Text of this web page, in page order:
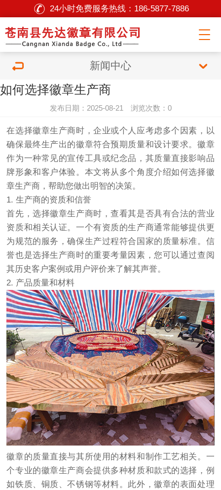
24小时免费服务热线： 186-5877-7886
新闻中心
如何选择徽章生产商
发布日期：2025-08-21 浏览次数：0
在选择徽章生产商时，企业或个人应考虑多个因素，以
确保最终生产出的徽章符合预期质量和设计要求。徽章
作为一种常见的宣传工具或纪念品，其质量直接影响品
牌形象和客户体验。本文将从多个角度介绍如何选择徽
章生产商，帮助您做出明智的决策。
1. 生产商的资质和信誉
首先，选择徽章生产商时，查看其是否具有合法的营业
资质和相关认证。一个有资质的生产商通常能够提供更
为规范的服务，确保生产过程符合国家的质量标准。信
誉也是选择生产商时的重要考量因素，您可以通过查阅
其历史客户案例或用户评价来了解其声誉。
2. 产品质量和材料
徽章的质量直接与其所使用的材料和制作工艺相关。一
个专业的徽章生产商会提供多种材质和款式的选择，例
如铁质、铜质、不锈钢等材料。此外，徽章的表面处理